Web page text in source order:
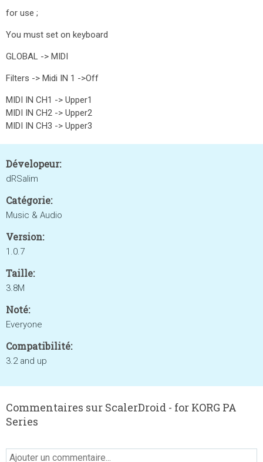
for use ;
You must set on keyboard
GLOBAL -> MIDI
Filters -> Midi IN 1 ->Off
MIDI IN CH1 -> Upper1
MIDI IN CH2 -> Upper2
MIDI IN CH3 -> Upper3
Dévelopeur:
dRSalim
Catégorie:
Music & Audio
Version:
1.0.7
Taille:
3.8M
Noté:
Everyone
Compatibilité:
3.2 and up
Commentaires sur ScalerDroid - for KORG PA
Series